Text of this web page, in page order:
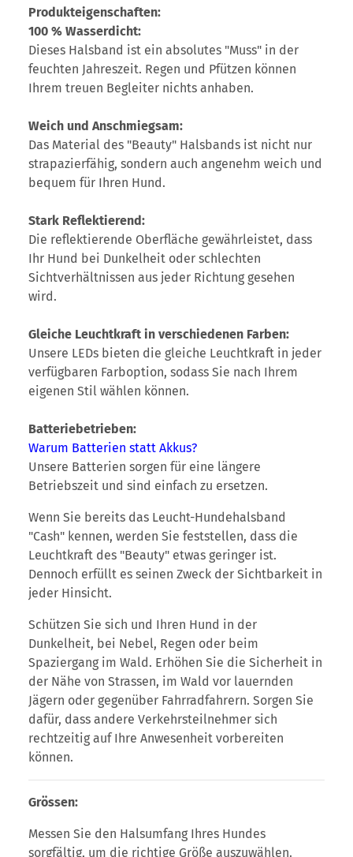
Produkteigenschaften:
100 % Wasserdicht:
Dieses Halsband ist ein absolutes "Muss" in der
feuchten Jahreszeit. Regen und Pfützen können
Ihrem treuen Begleiter nichts anhaben.
Weich und Anschmiegsam:
Das Material des "Beauty" Halsbands ist nicht nur
strapazierfähig, sondern auch angenehm weich und
bequem für Ihren Hund.
Stark Reflektierend:
Die reflektierende Oberfläche gewährleistet, dass
Ihr Hund bei Dunkelheit oder schlechten
Sichtverhältnissen aus jeder Richtung gesehen
wird.
Gleiche Leuchtkraft in verschiedenen Farben:
Unsere LEDs bieten die gleiche Leuchtkraft in jeder
verfügbaren Farboption, sodass Sie nach Ihrem
eigenen Stil wählen können.
Batteriebetrieben:
Warum Batterien statt Akkus?
Unsere Batterien sorgen für eine längere
Betriebszeit und sind einfach zu ersetzen.
Wenn Sie bereits das Leucht-Hundehalsband
"Cash" kennen, werden Sie feststellen, dass die
Leuchtkraft des "Beauty" etwas geringer ist.
Dennoch erfüllt es seinen Zweck der Sichtbarkeit in
jeder Hinsicht.
Schützen Sie sich und Ihren Hund in der
Dunkelheit, bei Nebel, Regen oder beim
Spaziergang im Wald. Erhöhen Sie die Sicherheit in
der Nähe von Strassen, im Wald vor lauernden
Jägern oder gegenüber Fahrradfahrern. Sorgen Sie
dafür, dass andere Verkehrsteilnehmer sich
rechtzeitig auf Ihre Anwesenheit vorbereiten
können.
Grössen:
Messen Sie den Halsumfang Ihres Hundes
sorgfältig, um die richtige Größe auszuwählen.